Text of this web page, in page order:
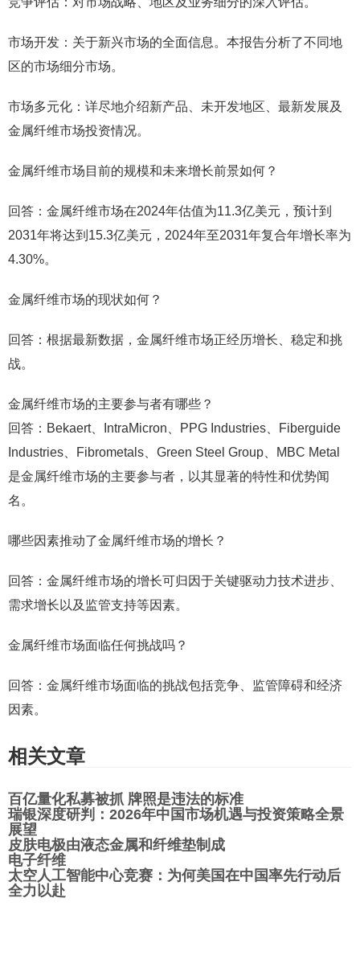
市场开发：关于新兴市场的全面信息。本报告分析了不同地
区的市场细分市场。
市场多元化：详尽地介绍新产品、未开发地区、最新发展及
金属纤维市场投资情况。
金属纤维市场目前的规模和未来增长前景如何？
回答：金属纤维市场在2024年估值为11.3亿美元，预计到
2031年将达到15.3亿美元，2024年至2031年复合年增长率为
4.30%。
金属纤维市场的现状如何？
回答：根据最新数据，金属纤维市场正经历增长、稳定和挑
战。
金属纤维市场的主要参与者有哪些？
回答：Bekaert、IntraMicron、PPG Industries、Fiberguide
Industries、Fibrometals、Green Steel Group、MBC Metal
是金属纤维市场的主要参与者，以其显著的特性和优势闻
名。
哪些因素推动了金属纤维市场的增长？
回答：金属纤维市场的增长可归因于关键驱动力技术进步、
需求增长以及监管支持等因素。
金属纤维市场面临任何挑战吗？
回答：金属纤维市场面临的挑战包括竞争、监管障碍和经济
因素。
相关文章
百亿量化私募被抓 牌照是违法的标准
瑞银深度研判：2026年中国市场机遇与投资策略全景
展望
皮肤电极由液态金属和纤维垫制成
电子纤维
太空人工智能中心竞赛：为何美国在中国率先行动后
全力以赴